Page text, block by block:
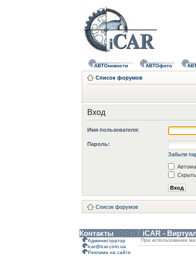
АВТОновости АВТОфото
Список форумов
Вход
Имя пользователя:
Пароль:
Забыли
Список форумов
Контакты iCAR -
Администратор
icar@icar.com.ua
Реклама на сайте
При использовании